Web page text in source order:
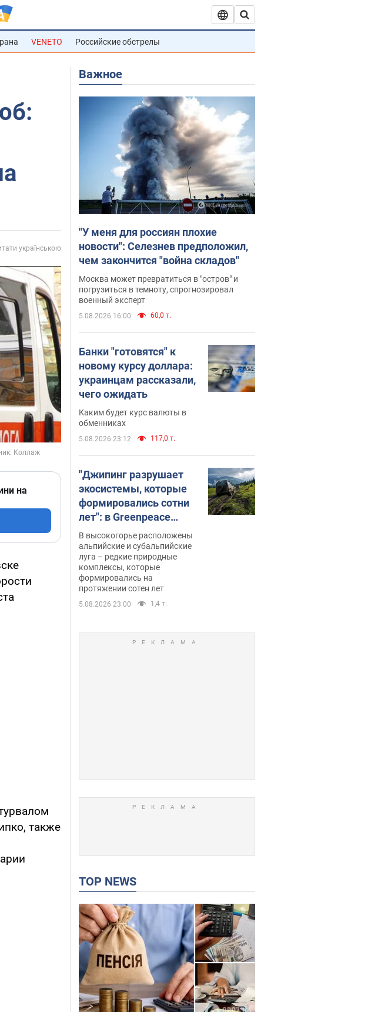
VENETO Российские обстрелы
українською
на
также
Важное
"У меня для россиян плохие
новости": Селезнев предположил,
чем закончится "война складов"
Москва может превратиться в "остров" и
погрузиться в темноту, спрогнозировал
военный эксперт
5.08.2026 16:00 60,0 т.
Банки "готовятся" к
новому курсу доллара:
украинцам рассказали,
чего ожидать
Каким будет курс валюты в
обменниках
5.08.2026 23:12 117,0 т.
"Джипинг разрушает
экосистемы, которые
формировались сотни
лет": в Greenpeace
забили тревогу
В высокогорье расположены
альпийские и субальпийские
луга – редкие природные
комплексы, которые
формировались на
протяжении сотен лет
5.08.2026 23:00 1,4 т.
TOP NEWS